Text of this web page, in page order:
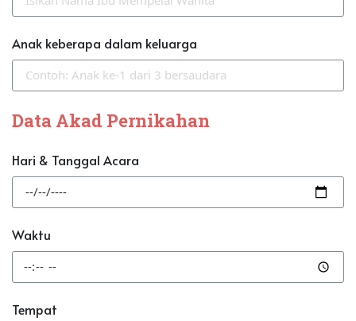
Anak keberapa dalam keluarga
Data Akad Pernikahan
Hari & Tanggal Acara
Waktu
Tempat